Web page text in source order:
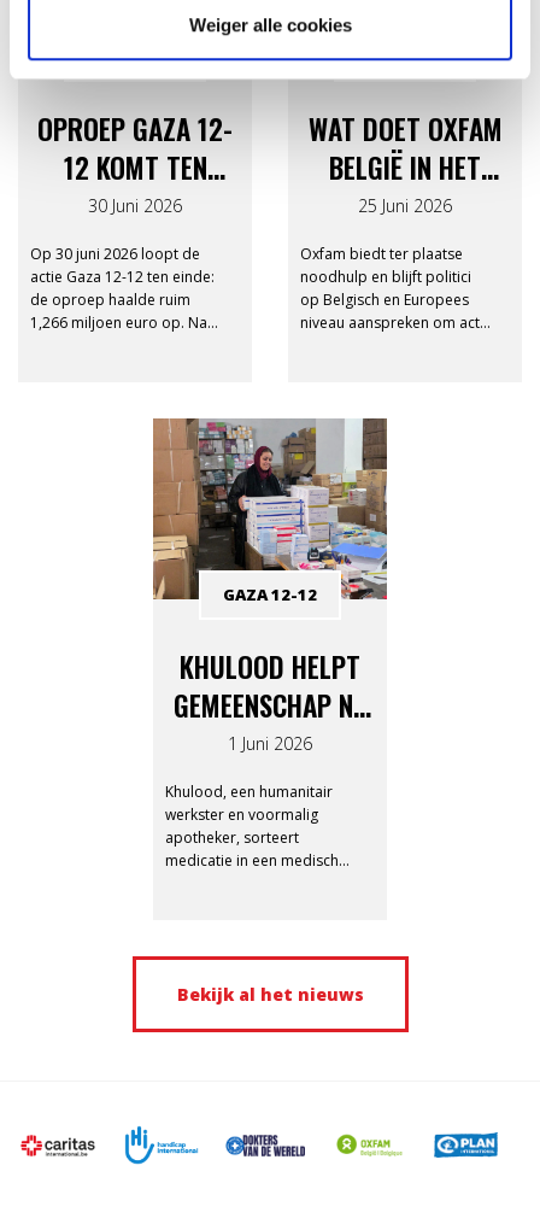
Weiger alle cookies
OPROEP GAZA 12-
12 KOMT TEN
EINDE
30 Juni 2026
Op 30 juni 2026 loopt de
actie Gaza 12-12 ten einde:
de oproep haalde ruim
1,266 miljoen euro op. Na
GAZA 12-12
WAT DOET OXFAM
BELGIË IN HET
BEZETTE
PALESTIJNSE
GEBIED?
25 Juni 2026
Oxfam biedt ter plaatse
noodhulp en blijft politici
op Belgisch en Europees
niveau aanspreken om actie
GAZA 12-12
KHULOOD HELPT
GEMEENSCHAP NA
STAAKT-HET-
VUREN IN GAZA
1 Juni 2026
Khulood, een humanitair
werkster en voormalig
apotheker, sorteert
medicatie in een medisch
GAZA 12-12
Bekijk al het nieuws